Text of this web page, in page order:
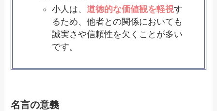
小人は、道徳的な価値観を軽視す
るため、他者との関係においても
誠実さや信頼性を欠くことが多い
です。
名言の意義